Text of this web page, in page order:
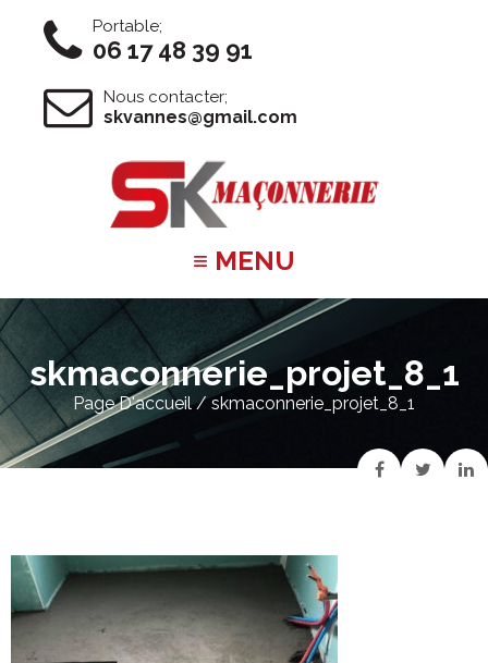
Portable;
06 17 48 39 91
Nous contacter;
skvannes@gmail.com
≡ MENU
skmaconnerie_projet_8_1
Page D'accueil/ skmaconnerie_projet_8_1